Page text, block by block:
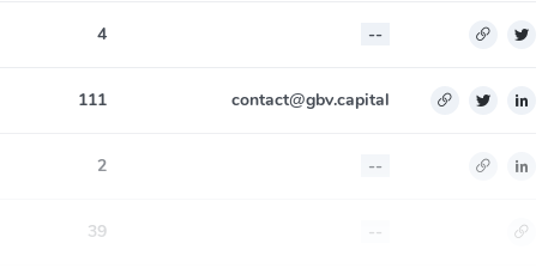
4 --
111 contact@gbv.capital
2 --
39 --